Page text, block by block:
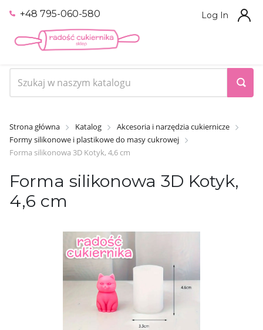
+48 795-060-580 Log In
Strona główna Katalog
Akcesoria i narzędzia cukiernicze
Formy silikonowe i plastikowe do masy cukrowej
Forma silikonowa 3D Kotyk, 4,6 cm
Forma silikonowa 3D Kotyk,
4,6 cm